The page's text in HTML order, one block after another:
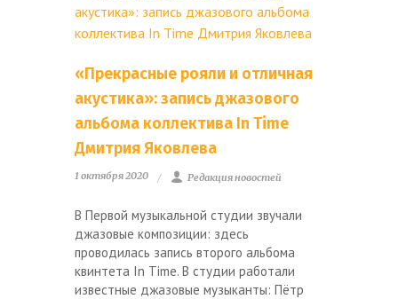
«Прекрасные рояли и отличная
акустика»: запись джазового
альбома коллектива In Time
Дмитрия Яковлева
1 октября 2020 Редакция новостей
В Первой музыкальной студии звучали
джазовые композиции: здесь
проводилась запись второго альбома
квинтета In Time. В студии работали
известные джазовые музыканты: Пётр